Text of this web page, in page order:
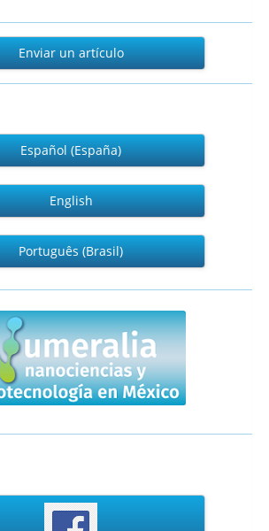
Enviar un artículo
Español (España)
English
Português (Brasil)